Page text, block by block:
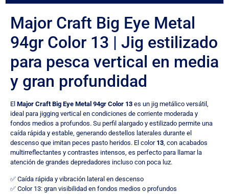
Major Craft Big Eye Metal
94gr Color 13 | Jig estilizado
para pesca vertical en media
y gran profundidad
El Major Craft Big Eye Metal 94gr Color 13 es un jig metálico versátil,
ideal para jigging vertical en condiciones de corriente moderada y
fondos medios a profundos. Su perfil alargado y estilizado permite una
caída rápida y estable, generando destellos laterales durante el
descenso que imitan peces pasto heridos. El color 13 , con acabados
multirreflectantes y contrastes intensos, es perfecto para llamar la
atención de grandes depredadores incluso con poca luz.
✅ Caída rápida y vibración lateral en descenso
✅ Color 13: gran visibilidad en fondos medios o profundos